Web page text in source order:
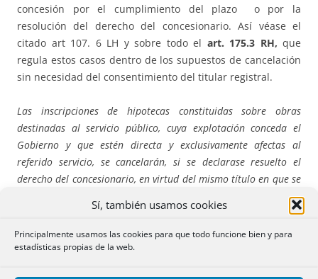
Sí, también usamos cookies
Principalmente usamos las cookies para que todo funcione bien y para
estadísticas propias de la web.
concesión por el cumplimiento del plazo o por la
resolución del derecho del concesionario. Así véase el
citado art 107. 6 LH y sobre todo el art. 175.3 RH, que
regula estos casos dentro de los supuestos de cancelación
sin necesidad del consentimiento del titular registral.
Las inscripciones de hipotecas constituidas sobre obras
destinadas al servicio público, cuya explotación conceda el
Gobierno y que estén directa y exclusivamente afectas al
referido servicio, se cancelarán, si se declarase resuelto el
derecho del concesionario, en virtud del mismo título en que se
haga constar esa extinción y del documento que acredite
haberse consignado en debida forma, para atender al pago de
los créditos hipotecarios inscritos, el importe de la
indemnización que en su caso deba percibir el concesionario